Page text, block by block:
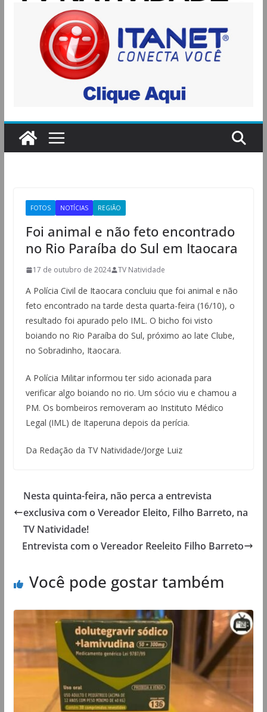
FOTOS NOTÍCIAS REGIÃO
Foi animal e não feto encontrado
no Rio Paraíba do Sul em Itaocara
17 de outubro de 2024 TV Natividade
A Polícia Civil de Itaocara concluiu que foi animal e não
feto encontrado na tarde desta quarta-feira (16/10), o
resultado foi apurado pelo IML. O bicho foi visto
boiando no Rio Paraíba do Sul, próximo ao late Clube,
no Sobradinho, Itaocara.
A Polícia Militar informou ter sido acionada para
verificar algo boiando no rio. Um sócio viu e chamou a
PM. Os bombeiros removeram ao Instituto Médico
Legal (IML) de Itaperuna depois da perícia.
Da Redação da TV Natividade/Jorge Luiz
Nesta quinta-feira, não perca a entrevista
exclusiva com o Vereador Eleito, Filho Barreto, na
TV Natividade!
Entrevista com o Vereador Reeleito Filho Barreto
Você pode gostar também